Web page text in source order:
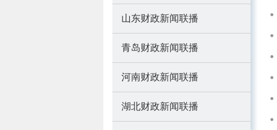
山东财政新闻联播
青岛财政新闻联播
河南财政新闻联播
湖北财政新闻联播